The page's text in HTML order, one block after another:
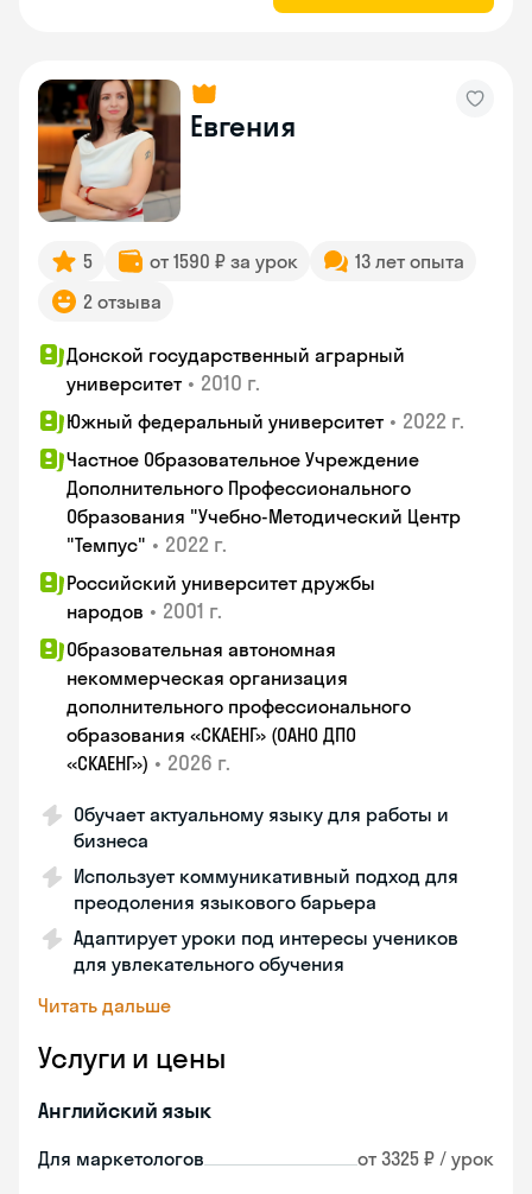
Евгения
5 от 1590 ₽ за урок
13 лет опыта
2 отзыва
Донской государственный аграрный
университет • 2010 г.
Южный федеральный университет • 2022 г.
Частное Образовательное Учреждение
Дополнительного Профессионального
Образования "Учебно-Методический Центр
"Темпус" • 2022 г.
Российский университет дружбы
народов • 2001 г.
Образовательная автономная
некоммерческая организация
дополнительного профессионального
образования «СКАЕНГ» (ОАНО ДПО
«СКАЕНГ») • 2026 г.
Обучает актуальному языку для работы и
бизнеса
Использует коммуникативный подход для
преодоления языкового барьера
Адаптирует уроки под интересы учеников
для увлекательного обучения
Читать дальше
Услуги и цены
Английский язык
Для маркетологов от 3325 ₽ / урок